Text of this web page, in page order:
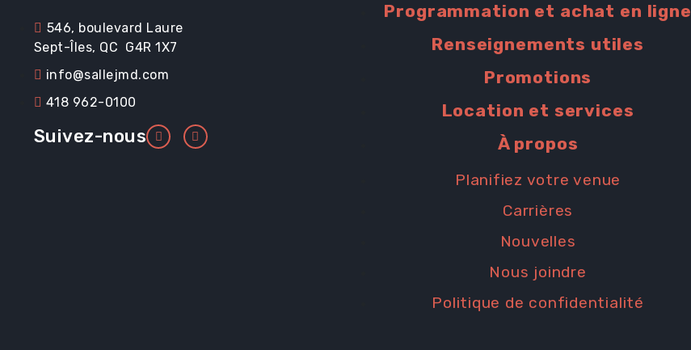
546, boulevard Laure
Sept-Îles, QC G4R 1X7
info@sallejmd.com
418 962-0100
Suivez-nous
Programmation et achat en ligne
Renseignements utiles
Promotions
Location et services
À propos
Planifiez votre venue
Carrières
Nouvelles
Nous joindre
Politique de confidentialité